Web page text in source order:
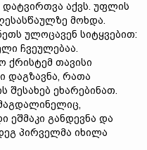
დატვირთვა აქვს. უფლის
მოხდა.
ულოცავენ სიტყვებით:
ჩვეულებაა.
ქრისტემ თავისი
დაგზავნა, რათა
შესახებ ეხარებინათ.
ეშმაკი განდევნა და
პირველმა იხილა